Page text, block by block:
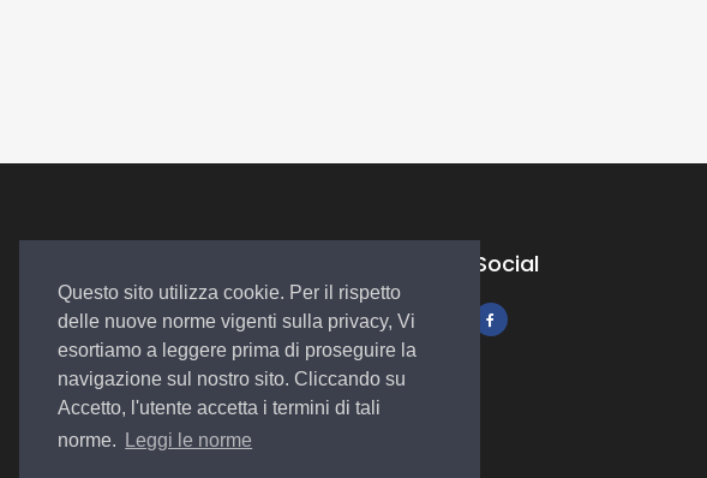
Questo sito utilizza cookie. Per il rispetto
delle nuove norme vigenti sulla privacy, Vi
esortiamo a leggere prima di proseguire la
navigazione sul nostro sito. Cliccando su
Accetto, l'utente accetta i termini di tali
norme.
Leggi le norme
Autosalone
Plurimarche
Social